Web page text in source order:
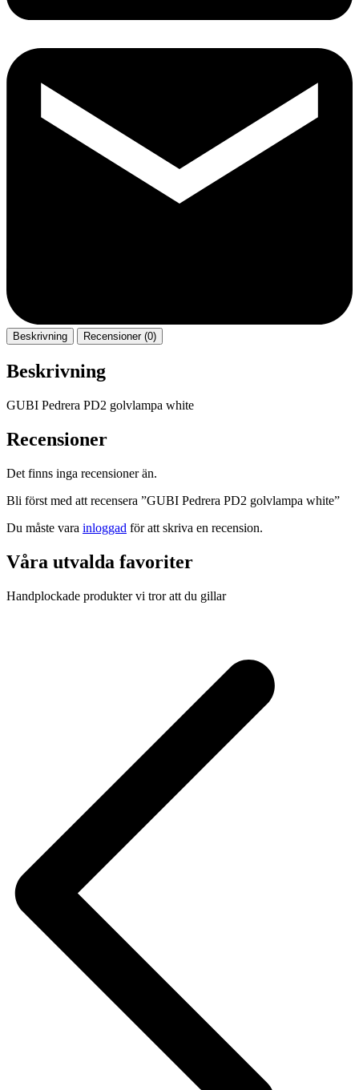
Beskrivning Recensioner (0)
Beskrivning
GUBI Pedrera PD2 golvlampa white
Recensioner
Det finns inga recensioner än.
Bli först med att recensera ”GUBI Pedrera PD2 golvlampa white”
Du måste vara inloggad för att skriva en recension.
Våra utvalda favoriter
Handplockade produkter vi tror att du gillar